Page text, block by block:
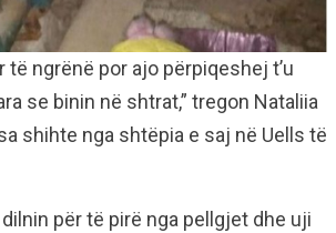
të ngrënë por ajo përpiqeshej t’u
se binin në shtrat,” tregon Nataliia
shihte nga shtëpia e saj në Uells të
për të pirë nga pellgjet dhe uji